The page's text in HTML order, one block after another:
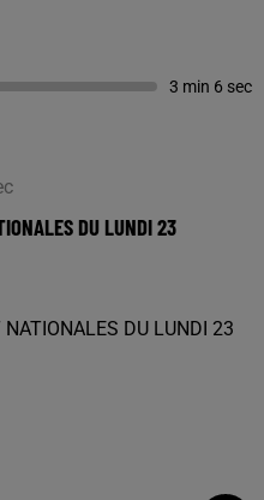
3 min 6 sec
DU LUNDI 23
DU LUNDI 23